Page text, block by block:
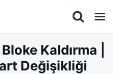
Kaldırma |
Değişikliği